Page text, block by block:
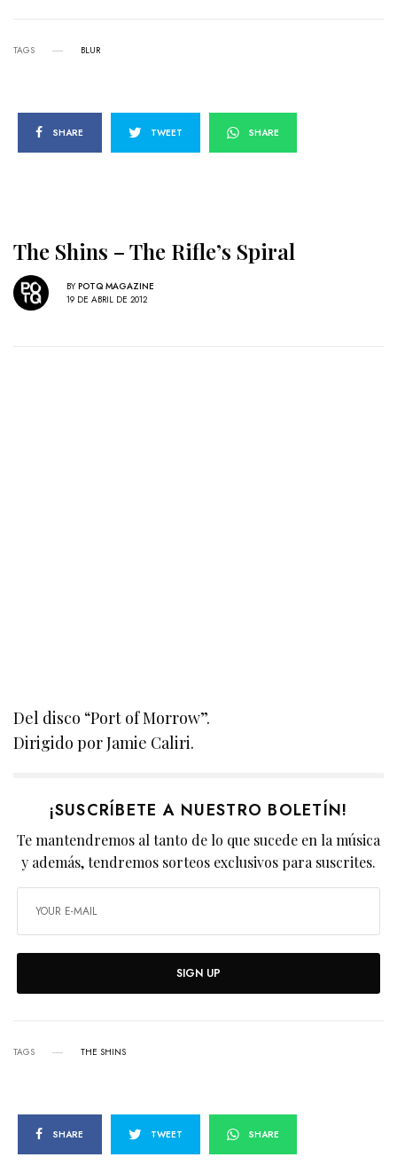
TAGS BLUR
SHARE TWEET SHARE
The Shins – The Rifle’s Spiral
BY POTQ MAGAZINE
19 DE ABRIL DE 2012
Del disco “Port of Morrow”.
Dirigido por Jamie Caliri.
¡SUSCRÍBETE A NUESTRO BOLETÍN!
Te mantendremos al tanto de lo que sucede en la música
y además, tendremos sorteos exclusivos para suscrites.
SIGN UP
TAGS THE SHINS
SHARE TWEET SHARE